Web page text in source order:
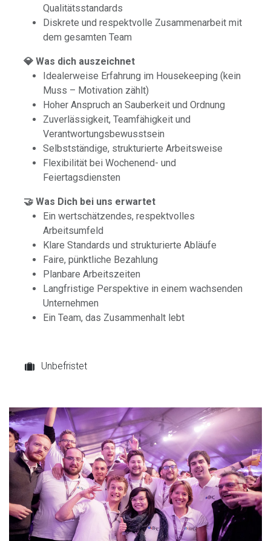
Qualitätsstandards
Diskrete und respektvolle Zusammenarbeit mit
dem gesamten Team
💎 Was dich auszeichnet
Idealerweise Erfahrung im Housekeeping (kein
Muss – Motivation zählt)
Hoher Anspruch an Sauberkeit und Ordnung
Zuverlässigkeit, Teamfähigkeit und
Verantwortungsbewusstsein
Selbstständige, strukturierte Arbeitsweise
Flexibilität bei Wochenend- und
Feiertagsdiensten
🤝 Was Dich bei uns erwartet
Ein wertschätzendes, respektvolles
Arbeitsumfeld
Klare Standards und strukturierte Abläufe
Faire, pünktliche Bezahlung
Planbare Arbeitszeiten
Langfristige Perspektive in einem wachsenden
Unternehmen
Ein Team, das Zusammenhalt lebt
Unbefristet